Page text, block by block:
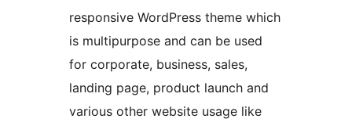
responsive WordPress theme which
is multipurpose and can be used
for corporate, business, sales,
landing page, product launch and
various other website usage like